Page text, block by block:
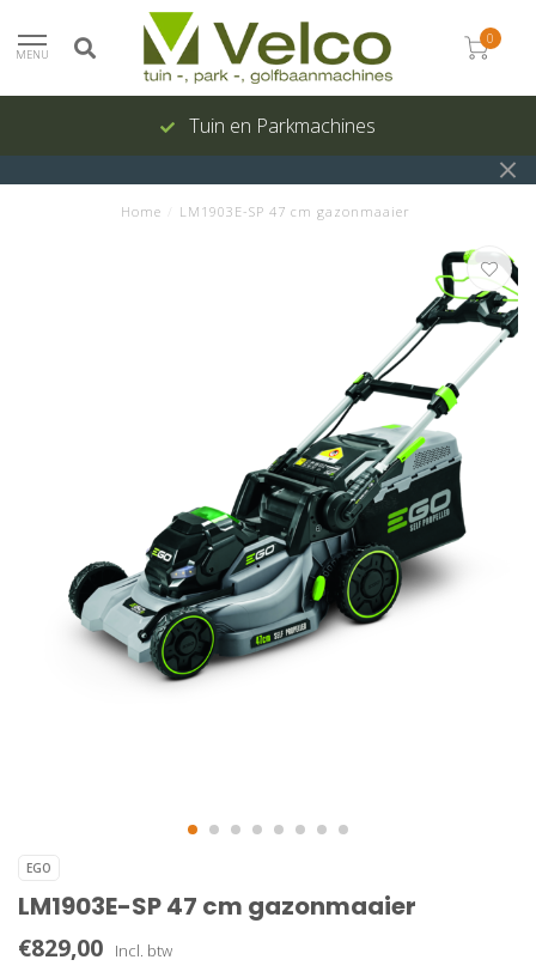
MENU
0
Tuin en Parkmachines
Home LM1903E-SP 47 cm gazonmaaier
EGO
LM1903E-SP 47 cm gazonmaaier
€829,00 Incl. btw